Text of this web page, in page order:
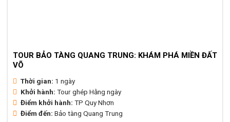
TOUR BẢO TÀNG QUANG TRUNG: KHÁM PHÁ MIỀN ĐẤT
VÕ
Thời gian: 1 ngày
Khởi hành: Tour ghép Hằng ngày
Điểm khởi hành: TP Quy Nhơn
Điểm đến: Bảo tàng Quang Trung